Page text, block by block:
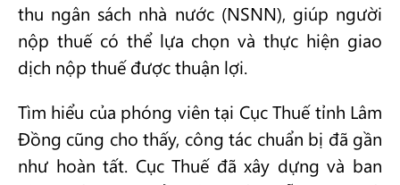
thu ngân sách nhà nước (NSNN), giúp người
nộp thuế có thể lựa chọn và thực hiện giao
dịch nộp thuế được thuận lợi.
Tìm hiểu của phóng viên tại Cục Thuế tỉnh Lâm
Đồng cũng cho thấy, công tác chuẩn bị đã gần
như hoàn tất. Cục Thuế đã xây dựng và ban